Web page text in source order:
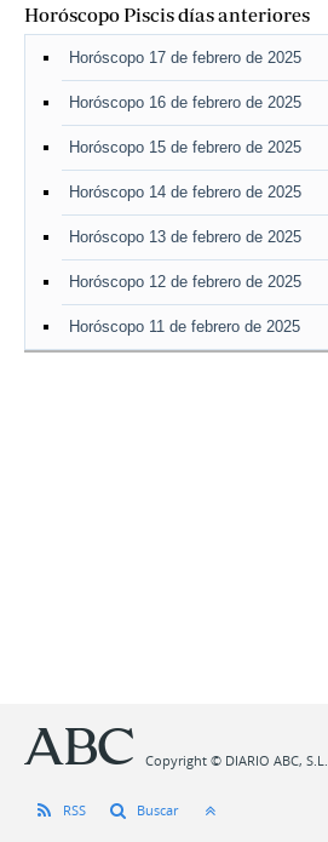
Horóscopo Piscis días anteriores
Horóscopo 17 de febrero de 2025
Horóscopo 16 de febrero de 2025
Horóscopo 15 de febrero de 2025
Horóscopo 14 de febrero de 2025
Horóscopo 13 de febrero de 2025
Horóscopo 12 de febrero de 2025
Horóscopo 11 de febrero de 2025
Copyright © DIARIO ABC, S.L.
RSS Buscar